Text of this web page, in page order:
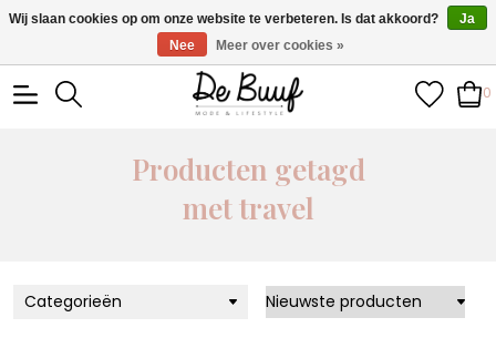
• Wekelijks nieuwe items • Gratis verzending >€100,- •
Verzonden binnen 1-3 werkdagen
0
Producten getagd
met travel
Categorieën
Wij slaan cookies op om onze website te verbeteren. Is dat akkoord?
Ja
Nee
Meer over cookies »